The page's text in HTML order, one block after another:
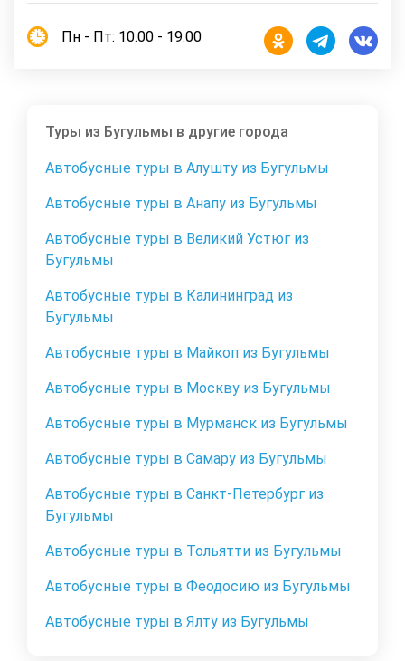
Пн - Пт: 10.00 - 19.00
Туры из Бугульмы в другие города
Автобусные туры в Алушту из Бугульмы
Автобусные туры в Анапу из Бугульмы
Автобусные туры в Великий Устюг из
Бугульмы
Автобусные туры в Калининград из
Бугульмы
Автобусные туры в Майкоп из Бугульмы
Автобусные туры в Москву из Бугульмы
Автобусные туры в Мурманск из Бугульмы
Автобусные туры в Самару из Бугульмы
Автобусные туры в Санкт-Петербург из
Бугульмы
Автобусные туры в Тольятти из Бугульмы
Автобусные туры в Феодосию из Бугульмы
Автобусные туры в Ялту из Бугульмы